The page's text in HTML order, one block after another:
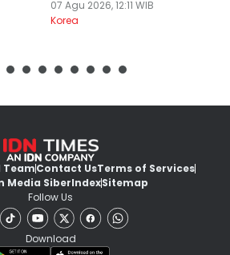
07 Agu 2026, 12:11 WIB
Korea
TeamContact UsTerms of Services
Media SiberIndexSitemap
Follow Us
Download